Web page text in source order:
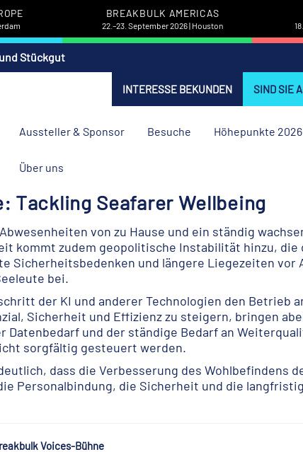
BREAKBULK AMERICAS
22.–23. September 2026 | Houston
Stückgut
INTERESSE BEKUNDEN SIND SIE
Aussteller & Sponsor Besuche Höhepunkte 2026
Über uns
Tackling Seafarer Wellbeing
von zu Hause und ein ständig
kommt zudem geopolitische Instabilität hinzu,
Sicherheitsbedenken und längere Liegezeiten vor
bei.
der KI und anderer Technologien den Betrieb
Sicherheit und Effizienz zu steigern, bringen
und der ständige Bedarf an
sorgfältig gesteuert werden.
dass die Verbesserung des Wohlbefindens
Personalbindung, die Sicherheit und die
Voices-Bühne